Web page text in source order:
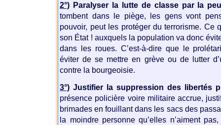
2°) Paralyser la lutte de classe par la
tombent dans le piège, les gens vont
pouvoir, peut les protéger du terrorisme. Ce
son État ! auxquels la population va donc
dans les roues. C’est-à-dire que le
éviter de se mettre en grève ou de lutter
contre la bourgeoisie.
3°) Justifier la suppression des libertés
présence policière voire militaire accrue,
brimades en fouillant dans les sacs des
la moindre personne qu’elles n’aiment